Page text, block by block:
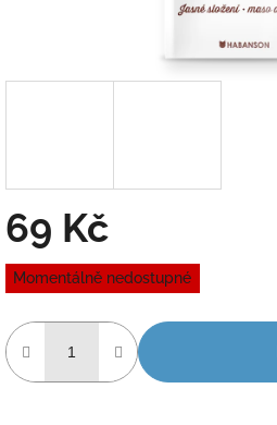
69 Kč
Měrná
cena:
Momentálně nedostupné